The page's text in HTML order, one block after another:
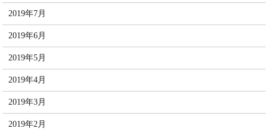
2019年7月
2019年6月
2019年5月
2019年4月
2019年3月
2019年2月